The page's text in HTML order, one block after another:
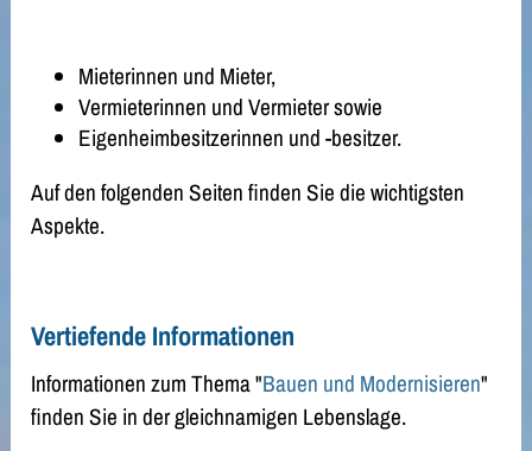
Mieterinnen und Mieter,
Vermieterinnen und Vermieter sowie
Eigenheimbesitzerinnen und -besitzer.
Auf den folgenden Seiten finden Sie die wichtigsten
Aspekte.
Vertiefende Informationen
Informationen zum Thema "Bauen und Modernisieren"
finden Sie in der gleichnamigen Lebenslage.